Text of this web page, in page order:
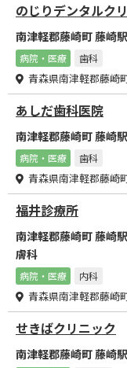
のじりデンタルク
南津軽郡藤崎町 藤崎
病院・医療 歯科
青森県南津軽郡藤崎
あしだ歯科医院
南津軽郡藤崎町 藤崎
病院・医療 歯科
青森県南津軽郡藤崎
福井診療所
南津軽郡藤崎町 藤崎
膚科
病院・医療 内科
青森県南津軽郡藤崎
せきばクリニック
南津軽郡藤崎町 藤崎